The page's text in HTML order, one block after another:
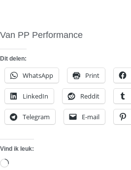
Van PP Performance
Dit delen:
WhatsApp Print
LinkedIn Reddit
Telegram E-mail
Vind ik leuk:
Aan